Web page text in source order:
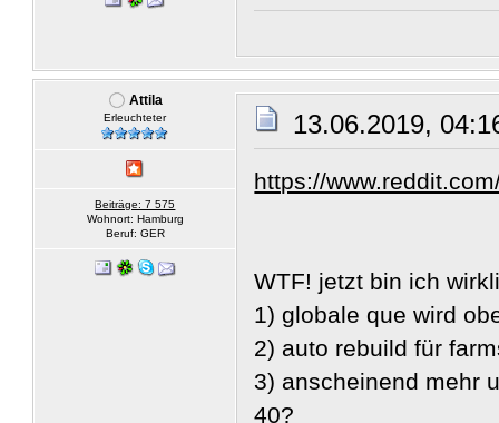
Attila
Erleuchteter
Beiträge: 7 575
Wohnort: Hamburg
Beruf: GER
13.06.2019,
https://
WTF! jetzt bin ich
1) globale que wird
2) auto rebuild für
3) anscheinend mehr
40?